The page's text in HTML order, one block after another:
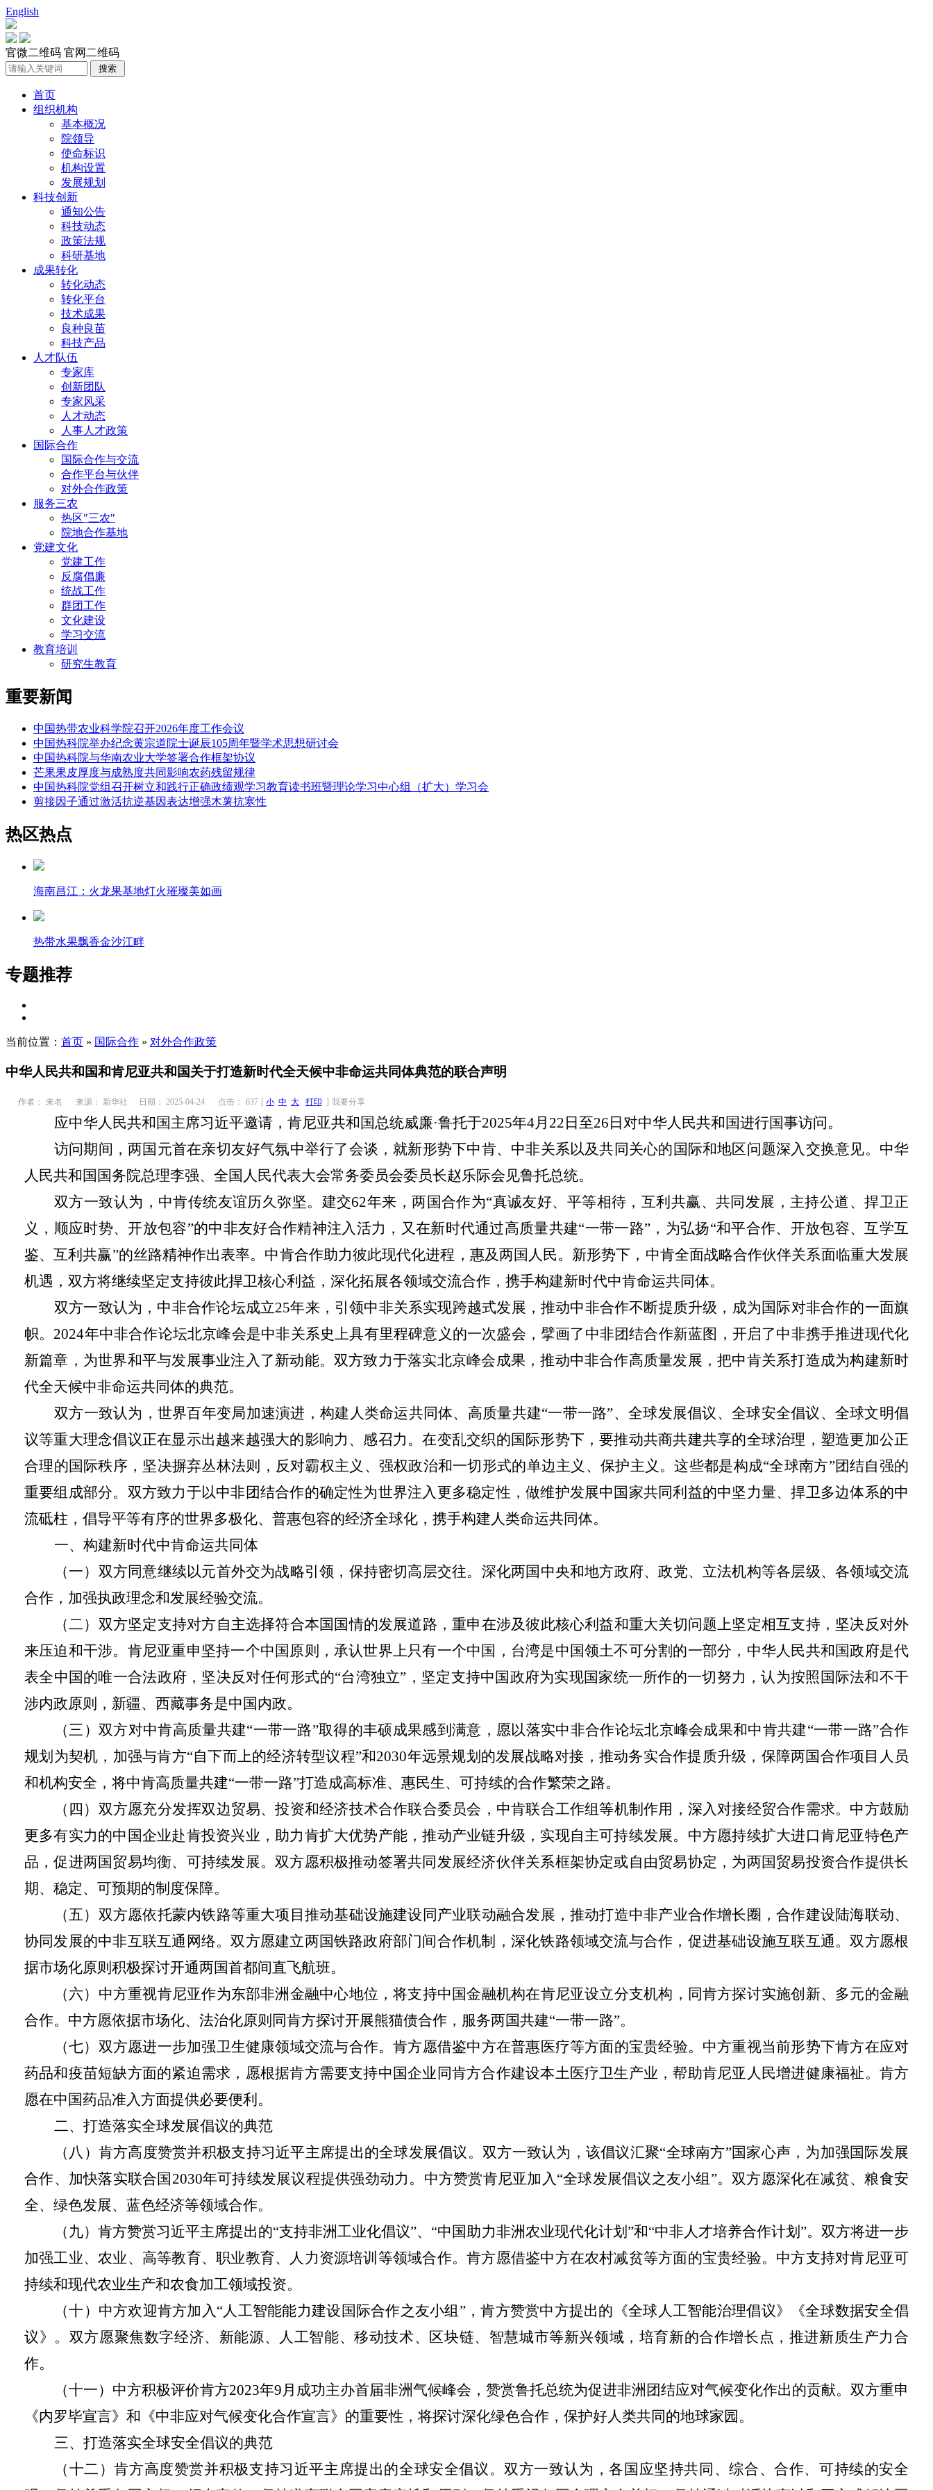
English
官微二维码 官网二维码
首页
组织机构
基本概况
院领导
使命标识
机构设置
发展规划
科技创新
通知公告
科技动态
政策法规
科研基地
成果转化
转化动态
转化平台
技术成果
良种良苗
科技产品
人才队伍
专家库
创新团队
专家风采
人才动态
人事人才政策
国际合作
国际合作与交流
合作平台与伙伴
对外合作政策
服务三农
热区"三农"
院地合作基地
党建文化
党建工作
反腐倡廉
统战工作
群团工作
文化建设
学习交流
教育培训
研究生教育
重要新闻
中国热带农业科学院召开2026年度工作会议
中国热科院举办纪念黄宗道院士诞辰105周年暨学术思想研讨会
中国热科院与华南农业大学签署合作框架协议
芒果果皮厚度与成熟度共同影响农药残留规律
中国热科院党组召开树立和践行正确政绩观学习教育读书班暨理论学习中心组（扩大）学习会
剪接因子通过激活抗逆基因表达增强木薯抗寒性
热区热点
海南昌江：火龙果基地灯火璀璨美如画
热带水果飘香金沙江畔
专题推荐
当前位置： 首页 » 国际合作 » 对外合作政策
中华人民共和国和肯尼亚共和国关于打造新时代全天候中非命运共同体典范的联合声明
作者： 未名 来源： 新华社 日期： 2025-04-24 点击： 637 [ 小 中 大 打印 ] 我要分享
应中华人民共和国主席习近平邀请，肯尼亚共和国总统威廉·鲁托于2025年4月22日至26日对中华人民共和国进行国事访问。
访问期间，两国元首在亲切友好气氛中举行了会谈，就新形势下中肯、中非关系以及共同关心的国际和地区问题深入交换意见。中华
人民共和国国务院总理李强、全国人民代表大会常务委员会委员长赵乐际会见鲁托总统。
双方一致认为，中肯传统友谊历久弥坚。建交62年来，两国合作为“真诚友好、平等相待，互利共赢、共同发展，主持公道、捍卫正
义，顺应时势、开放包容”的中非友好合作精神注入活力，又在新时代通过高质量共建“一带一路”，为弘扬“和平合作、开放包容、互学互
鉴、互利共赢”的丝路精神作出表率。中肯合作助力彼此现代化进程，惠及两国人民。新形势下，中肯全面战略合作伙伴关系面临重大发展
机遇，双方将继续坚定支持彼此捍卫核心利益，深化拓展各领域交流合作，携手构建新时代中肯命运共同体。
双方一致认为，中非合作论坛成立25年来，引领中非关系实现跨越式发展，推动中非合作不断提质升级，成为国际对非合作的一面旗
帜。2024年中非合作论坛北京峰会是中非关系史上具有里程碑意义的一次盛会，擘画了中非团结合作新蓝图，开启了中非携手推进现代化
新篇章，为世界和平与发展事业注入了新动能。双方致力于落实北京峰会成果，推动中非合作高质量发展，把中肯关系打造成为构建新时
代全天候中非命运共同体的典范。
双方一致认为，世界百年变局加速演进，构建人类命运共同体、高质量共建“一带一路”、全球发展倡议、全球安全倡议、全球文明倡
议等重大理念倡议正在显示出越来越强大的影响力、感召力。在变乱交织的国际形势下，要推动共商共建共享的全球治理，塑造更加公正
合理的国际秩序，坚决摒弃丛林法则，反对霸权主义、强权政治和一切形式的单边主义、保护主义。这些都是构成“全球南方”团结自强的
重要组成部分。双方致力于以中非团结合作的确定性为世界注入更多稳定性，做维护发展中国家共同利益的中坚力量、捍卫多边体系的中
流砥柱，倡导平等有序的世界多极化、普惠包容的经济全球化，携手构建人类命运共同体。
一、构建新时代中肯命运共同体
（一）双方同意继续以元首外交为战略引领，保持密切高层交往。深化两国中央和地方政府、政党、立法机构等各层级、各领域交流
合作，加强执政理念和发展经验交流。
（二）双方坚定支持对方自主选择符合本国国情的发展道路，重申在涉及彼此核心利益和重大关切问题上坚定相互支持，坚决反对外
来压迫和干涉。肯尼亚重申坚持一个中国原则，承认世界上只有一个中国，台湾是中国领土不可分割的一部分，中华人民共和国政府是代
表全中国的唯一合法政府，坚决反对任何形式的“台湾独立”，坚定支持中国政府为实现国家统一所作的一切努力，认为按照国际法和不干
涉内政原则，新疆、西藏事务是中国内政。
（三）双方对中肯高质量共建“一带一路”取得的丰硕成果感到满意，愿以落实中非合作论坛北京峰会成果和中肯共建“一带一路”合作
规划为契机，加强与肯方“自下而上的经济转型议程”和2030年远景规划的发展战略对接，推动务实合作提质升级，保障两国合作项目人员
和机构安全，将中肯高质量共建“一带一路”打造成高标准、惠民生、可持续的合作繁荣之路。
（四）双方愿充分发挥双边贸易、投资和经济技术合作联合委员会，中肯联合工作组等机制作用，深入对接经贸合作需求。中方鼓励
更多有实力的中国企业赴肯投资兴业，助力肯扩大优势产能，推动产业链升级，实现自主可持续发展。中方愿持续扩大进口肯尼亚特色产
品，促进两国贸易均衡、可持续发展。双方愿积极推动签署共同发展经济伙伴关系框架协定或自由贸易协定，为两国贸易投资合作提供长
期、稳定、可预期的制度保障。
（五）双方愿依托蒙内铁路等重大项目推动基础设施建设同产业联动融合发展，推动打造中非产业合作增长圈，合作建设陆海联动、
协同发展的中非互联互通网络。双方愿建立两国铁路政府部门间合作机制，深化铁路领域交流与合作，促进基础设施互联互通。双方愿根
据市场化原则积极探讨开通两国首都间直飞航班。
（六）中方重视肯尼亚作为东部非洲金融中心地位，将支持中国金融机构在肯尼亚设立分支机构，同肯方探讨实施创新、多元的金融
合作。中方愿依据市场化、法治化原则同肯方探讨开展熊猫债合作，服务两国共建“一带一路”。
（七）双方愿进一步加强卫生健康领域交流与合作。肯方愿借鉴中方在普惠医疗等方面的宝贵经验。中方重视当前形势下肯方在应对
药品和疫苗短缺方面的紧迫需求，愿根据肯方需要支持中国企业同肯方合作建设本土医疗卫生产业，帮助肯尼亚人民增进健康福祉。肯方
愿在中国药品准入方面提供必要便利。
二、打造落实全球发展倡议的典范
（八）肯方高度赞赏并积极支持习近平主席提出的全球发展倡议。双方一致认为，该倡议汇聚“全球南方”国家心声，为加强国际发展
合作、加快落实联合国2030年可持续发展议程提供强劲动力。中方赞赏肯尼亚加入“全球发展倡议之友小组”。双方愿深化在减贫、粮食安
全、绿色发展、蓝色经济等领域合作。
（九）肯方赞赏习近平主席提出的“支持非洲工业化倡议”、“中国助力非洲农业现代化计划”和“中非人才培养合作计划”。双方将进一步
加强工业、农业、高等教育、职业教育、人力资源培训等领域合作。肯方愿借鉴中方在农村减贫等方面的宝贵经验。中方支持对肯尼亚可
持续和现代农业生产和农食加工领域投资。
（十）中方欢迎肯方加入“人工智能能力建设国际合作之友小组”，肯方赞赏中方提出的《全球人工智能治理倡议》《全球数据安全倡
议》。双方愿聚焦数字经济、新能源、人工智能、移动技术、区块链、智慧城市等新兴领域，培育新的合作增长点，推进新质生产力合
作。
（十一）中方积极评价肯方2023年9月成功主办首届非洲气候峰会，赞赏鲁托总统为促进非洲团结应对气候变化作出的贡献。双方重申
《内罗毕宣言》和《中非应对气候变化合作宣言》的重要性，将探讨深化绿色合作，保护好人类共同的地球家园。
三、打造落实全球安全倡议的典范
（十二）肯方高度赞赏并积极支持习近平主席提出的全球安全倡议。双方一致认为，各国应坚持共同、综合、合作、可持续的安全